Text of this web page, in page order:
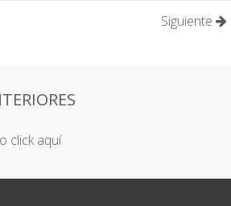
Siguiente
click aquí